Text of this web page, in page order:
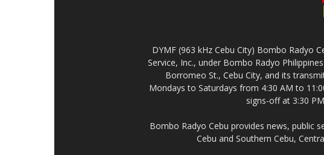
DYMF (963 kHz Cebu City) Bombo Radyo
Service, Inc., under Bombo Radyo
Borromeo St., Cebu City, and its
Mondays to Saturdays from 4:30 AM to
signs-off at 3:30
Bombo Radyo Cebu provides news, public
Cebu and Southern Cebu,